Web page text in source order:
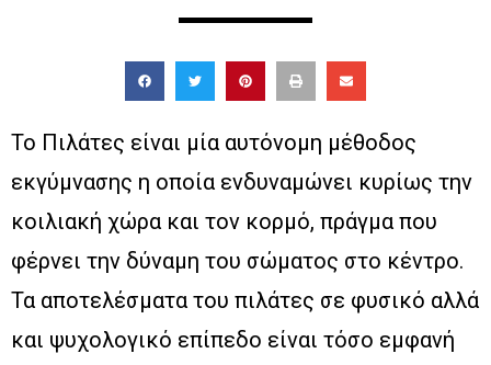
Το Πιλάτες είναι μία αυτόνομη μέθοδος
εκγύμνασης η οποία ενδυναμώνει κυρίως την
κοιλιακή χώρα και τον κορμό, πράγμα που
φέρνει την δύναμη του σώματος στο κέντρο.
Τα αποτελέσματα του πιλάτες σε φυσικό αλλά
και ψυχολογικό επίπεδο είναι τόσο εμφανή